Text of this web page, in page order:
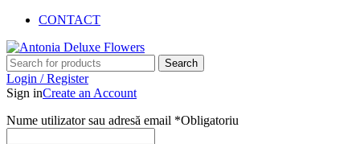
CONTACT
Search
Login / Register
Sign inCreate an Account
Nume utilizator sau adresă email *Obligatoriu